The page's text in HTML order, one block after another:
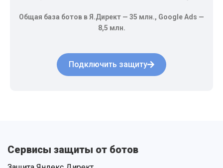
Общая база ботов в Я.Директ — 35 млн., Google Ads —
8,5 млн.
Подключить защиту
Сервисы защиты от ботов